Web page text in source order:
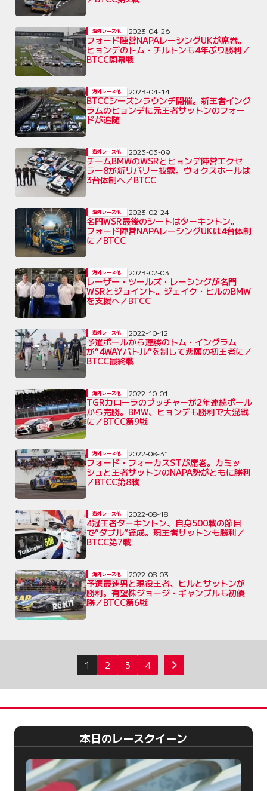
フォード陣営NAPAレーシングUKが席巻。
ヒョンデのトム・チルトンも4年ぶり勝利／
BTCC開幕戦
海外レース他 2023-04-26
BTCCシーズンラウンチ開催。新王者イング
ラムのヒョンデに元王者サットンのフォー
ドが追随
海外レース他 2023-04-14
チームBMWのWSRとヒョンデ陣営エクセ
ラー8が新リバリー披露。ヴォクスホールは
3台体制へ／BTCC
海外レース他 2023-03-09
名門WSR最後のシートはターキントン。
フォード陣営NAPAレーシングUKは4台体制
に／BTCC
海外レース他 2023-02-24
レーザー・ツールズ・レーシングが名門
WSRとジョイント。ジェイク・ヒルのBMW
を支援へ／BTCC
海外レース他 2023-02-03
予選ポールから連勝のトム・イングラム
が“4WAYバトル”を制して悲願の初王者に／
BTCC最終戦
海外レース他 2022-10-12
TGRカローラのブッチャーが2年連続ポール
から完勝。BMW、ヒョンデも勝利で大混戦
に／BTCC第9戦
海外レース他 2022-10-01
フォード・フォーカスSTが席巻。カミッ
シュと王者サットンのNAPA勢がともに勝利
／BTCC第8戦
海外レース他 2022-08-31
4冠王者ターキントン、自身500戦の節目
で“ダブル”達成。現王者サットンも勝利／
BTCC第7戦
海外レース他 2022-08-18
予選最速男と現役王者、ヒルとサットンが
勝利。有望株ジョージ・ギャンブルも初優
勝／BTCC第6戦
海外レース他 2022-08-03
の
ペ
ー
ジ
送
り
1 2 3 4 次へ
本日のレースクイーン